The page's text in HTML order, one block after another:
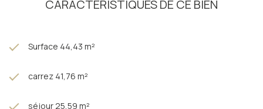
CARACTÉRISTIQUES DE CE BIEN
Surface 44,43 m²
carrez 41,76 m²
séjour 25,59 m²